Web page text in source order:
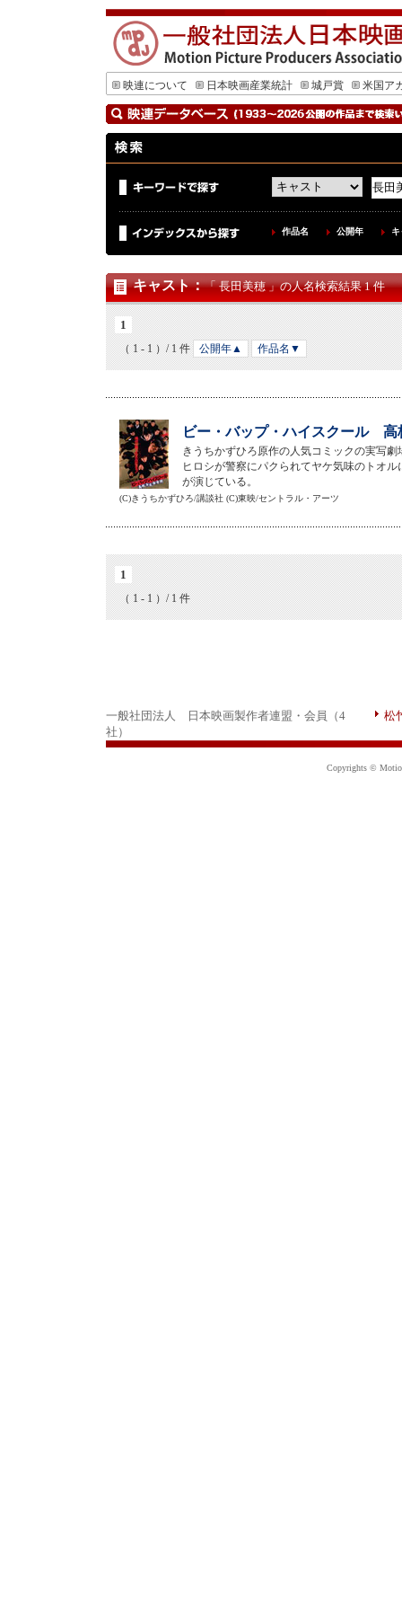
映連について 日本映画産業統計 城戸賞 米国ア
作品名 公開年
キャスト：「 長田美穂 」の人名検索結果 1 件
1
（ 1 - 1 ）/ 1 件 公開年▲ 作品名▼
ビー・バップ・ハイスクール 高
きうちかずひろ原作の人気コミックの実写劇
ヒロシが警察にパクられてヤケ気味のトオ
が演じている。
(C)きうちかずひろ/講談社 (C)東映/セントラル・アーツ
1
（ 1 - 1 ）/ 1 件
一般社団法人 日本映画製作者連盟・会員（4
社）
松
Copyrights ©